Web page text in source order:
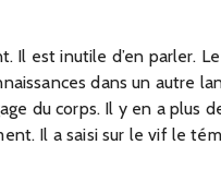
Il est inutile d’en parler.
dans un autre
du corps. Il y en a plus
Il a saisi sur le vif le